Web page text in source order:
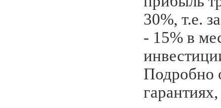
30%, т.е.
- 15% в
Подробно